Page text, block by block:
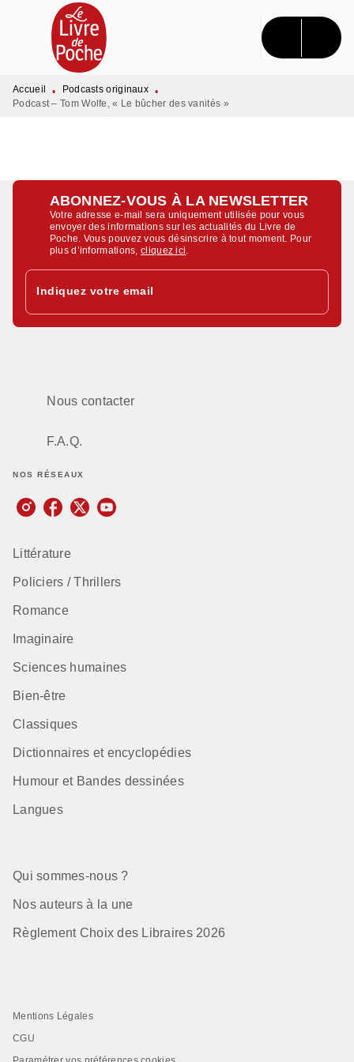
MENU RECHERCHE CONTENU
PIED DE PAGE
Accueil • Podcasts originaux •
Podcast – Tom Wolfe, « Le bûcher des vanités »
ABONNEZ-VOUS À LA NEWSLETTER
Votre adresse e-mail sera uniquement utilisée pour vous
envoyer des informations sur les actualités du Livre de
Poche. Vous pouvez vous désinscrire à tout moment. Pour
plus d’informations,cliquez ici.
Indiquez votre email
Nous contacter
F.A.Q.
NOS RÉSEAUX
Littérature
Policiers / Thrillers
Romance
Imaginaire
Sciences humaines
Bien-être
Classiques
Dictionnaires et encyclopédies
Humour et Bandes dessinées
Langues
Qui sommes-nous ?
Nos auteurs à la une
Règlement Choix des Libraires 2026
Mentions Légales
CGU